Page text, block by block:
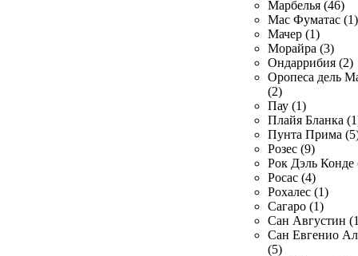
Марбелья (46)
Мас Фуматас (1)
Мачер (1)
Морайра (3)
Ондаррибия (2)
Оропеса дель
(2)
Пау (1)
Плайя Бланка
Пунта Прима
Розес (9)
Рок Дэль Конде
Росас (4)
Рохалес (1)
Сагаро (1)
Сан Августин
Сан Евгенио
(5)